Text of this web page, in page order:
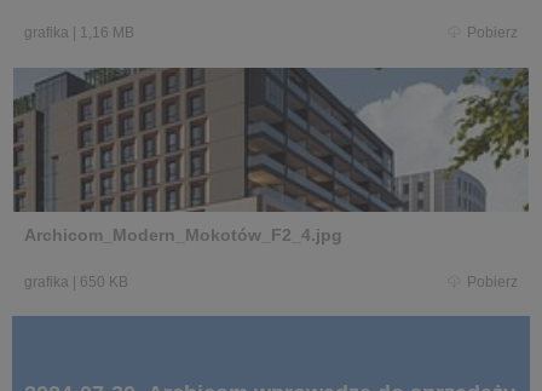
grafika 1,16 MB Pobierz
Archicom_Modern_Mokotów_F2_4.jpg
grafika 650 KB Pobierz